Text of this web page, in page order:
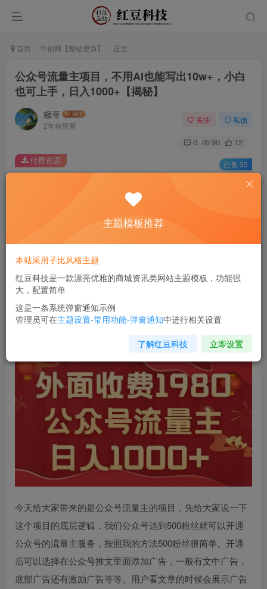
首页 中创网【整站更新】 正文
公众号流量主项目，不用AI也能写出10w+，小白
也可上手，日入1000+【揭秘】
猴哥
2年前更新
关注 私信
0 90 12
此内容为付费资源，请付费后查看
￥9.9
您当前未登录！建议登陆后购买，可保存购买订单
付费资源 已售 35
公众号流量主项目，不用AI也能写出10w+，小白也可上手，
今天给大家带来的是公众号流量主的项目，先给大家说一下
这个项目的底层逻辑，我们公众号达到500粉丝就可以开通
公众号的流量主服务，按照我的方法500粉丝很简单。开通
后可以选择在公众号推文里面添加广告，一般有文中广告，
底部广告还有激励广告等等。用户看文章的时候会展示广告
主题模板推荐
本站采用子比风格主题
红豆科技是一款漂亮优雅的商城资讯类网站主题模板，功能强
大，配置简单
这是一条系统弹窗通知示例
管理员可在主题设置-常用功能-弹窗通知中进行相关设置
了解红豆科技 立即设置